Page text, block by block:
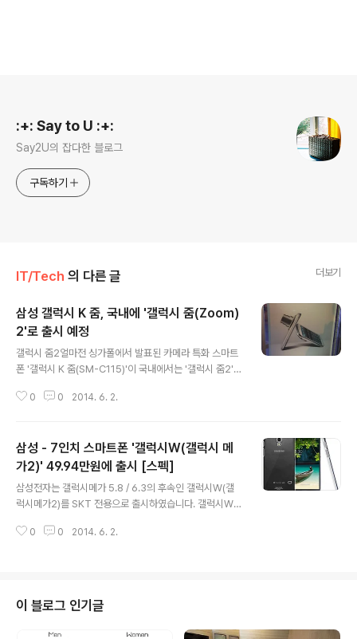
:+: Say to U :+:
Say2U의 잡다한 블로그
구독하기
IT/Tech 의 다른 글 더보기
삼성 갤럭시 K 줌, 국내에 '갤럭시 줌(Zoom)
2'로 출시 예정
갤럭시 줌2얼마전 싱가폴에서 발표된 카메라 특화 스마트
폰 '갤럭시 K 줌(SM-C115)'이 국내에서는 '갤럭시 줌2'라
줌(SM-C105)과 네이밍 통일을 위한 것으로 보이며, 현재
으로 국내 출시 갤럭시 K줌은 35mm 환산 24-240mm
의 광학 10배줌(F 3.1 - F 6.3), 2070만화소 BSI CMOS
센서, 제논플래시, 광학식 손떨림 방지(OIS)를 갖춘 카메라
폰으로 갤럭시 S4 줌에 비해 경통부분을 비약적으로 줄인
침동식 렌즈를 탑재해 137.5 x 70.8 x 16.6mm의 슬림
디자인을 채택해 화제가 된 모델로..
0 0 2014. 6. 2.
삼성 - 7인치 스마트폰 '갤럭시W(갤럭시 메
가2)' 49.94만원에 출시 [스펙]
삼성전자는 갤럭시메가 5.8 / 6.3의 후속인 갤럭시W(갤
럭시메가2)를 SKT 전용으로 출시하였습니다. 갤럭시W는
디스플레이를 탑재하였으며, 전작과 거의 동일한 스펙을
뒷면은 갤럭시 노트3에 적용된 가죽 느낌의 스티치 디자인
이 적용되어 세련미를 더했습니다. 참고로 갤럭시W는 출
고가 499,400원으로 보조금 적용시 20만원대의 가격으
0 0 2014. 6. 2.
이 블로그 인기글